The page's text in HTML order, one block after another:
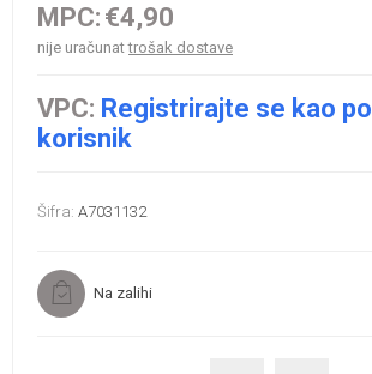
MPC: €4,90
nije uračunattrošak dostave
VPC: Registrirajte se kao
korisnik
Šifra: A7031132
Na zalihi